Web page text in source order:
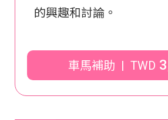
的興趣和討論。
車馬補助 | TWD